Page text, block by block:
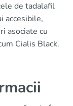
de tadalafil
accesibile,
asociate cu
Cialis Black.